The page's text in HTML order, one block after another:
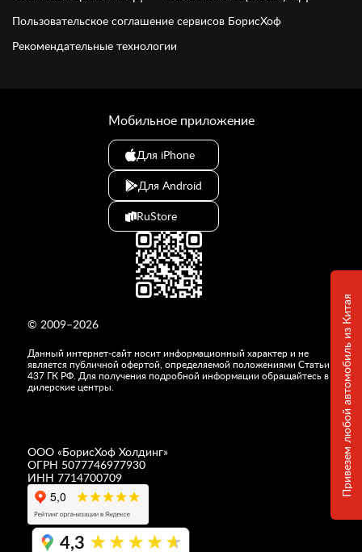
Привезем любой автомобиль из Китая
Пользовательское соглашение сервисов БорисХоф
Рекомендательные технологии
© 2009–2026
Данный интернет-сайт носит информационный характер и не
является публичной офертой, определяемой положениями Статьи
437 ГК РФ. Для получения подробной информации обращайтесь в
дилерские центры.
ООО «БорисХоф Холдинг»
ОГРН 5077746977930
ИНН 7714700709
4,3
Мобильное приложение
Для iPhone
Для Android
RuStore